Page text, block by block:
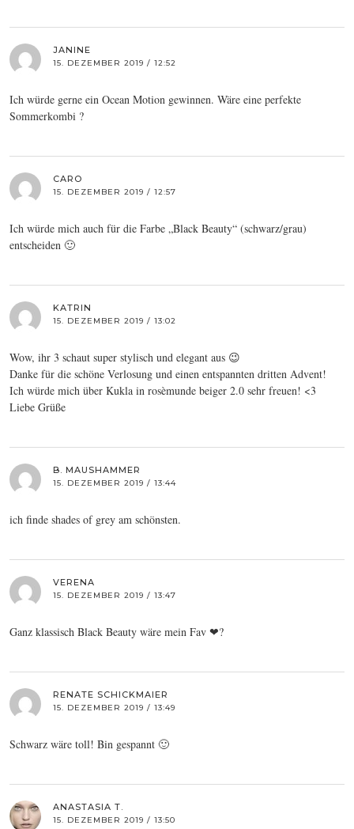
JANINE
15. DEZEMBER 2019 / 12:52
Ich würde gerne ein Ocean Motion gewinnen. Wäre eine perfekte
Sommerkombi ?
CARO
15. DEZEMBER 2019 / 12:57
Ich würde mich auch für die Farbe „Black Beauty“ (schwarz/grau)
entscheiden 🙂
KATRIN
15. DEZEMBER 2019 / 13:02
Wow, ihr 3 schaut super stylisch und elegant aus 😉
Danke für die schöne Verlosung und einen entspannten dritten Advent!
Ich würde mich über Kukla in rosèmunde beiger 2.0 sehr freuen! <3
Liebe Grüße
B. MAUSHAMMER
15. DEZEMBER 2019 / 13:44
ich finde shades of grey am schönsten.
VERENA
15. DEZEMBER 2019 / 13:47
Ganz klassisch Black Beauty wäre mein Fav ❤?
RENATE SCHICKMAIER
15. DEZEMBER 2019 / 13:49
Schwarz wäre toll! Bin gespannt 🙂
ANASTASIA T.
15. DEZEMBER 2019 / 13:50